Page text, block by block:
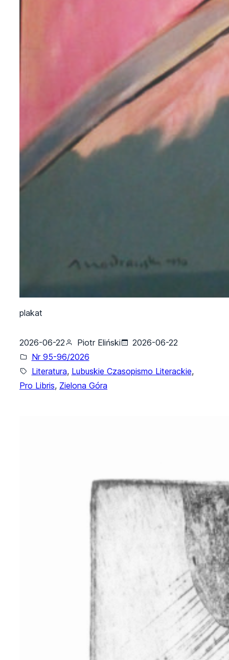
plakat
2026-06-22 Piotr Eliński
2026-06-22
Nr 95-96/2026
Literatura, Lubuskie Czasopismo Literackie,
Pro Libris, Zielona Góra